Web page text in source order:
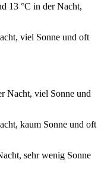
13 °C in der Nacht,
viel Sonne und oft
Nacht, viel Sonne und
kaum Sonne und oft
sehr wenig Sonne